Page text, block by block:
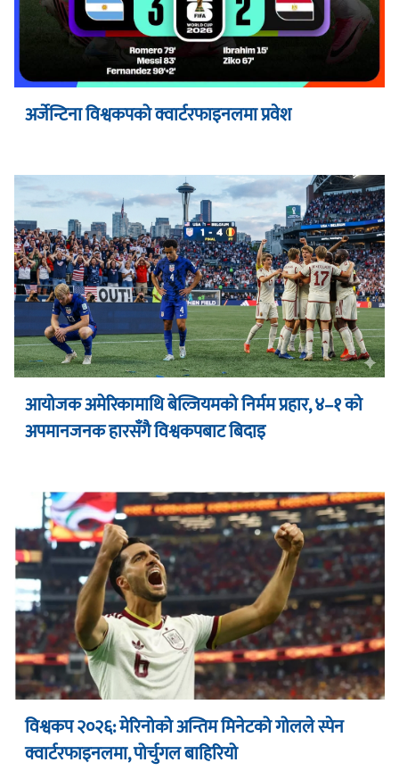
अर्जेन्टिना विश्वकपको क्वार्टरफाइनलमा प्रवेश
आयोजक अमेरिकामाथि बेल्जियमको निर्मम प्रहार, ४–१ को
अपमानजनक हारसँगै विश्वकपबाट बिदाइ
विश्वकप २०२६: मेरिनोको अन्तिम मिनेटको गोलले स्पेन
क्वार्टरफाइनलमा, पोर्चुगल बाहिरियो